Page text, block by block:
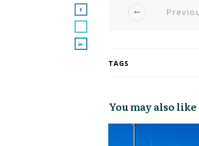
TAGS
You may also like